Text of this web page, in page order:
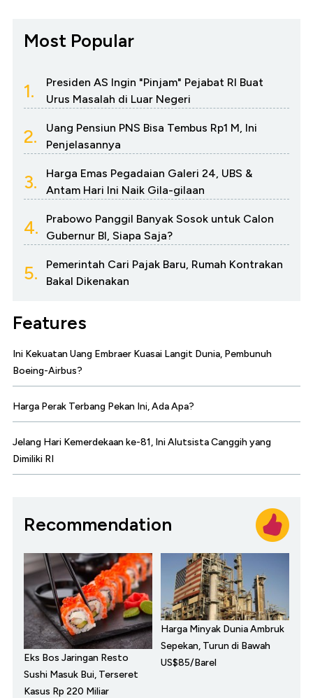
Most Popular
1.
Presiden AS Ingin "Pinjam" Pejabat RI Buat
Urus Masalah di Luar Negeri
2.
Uang Pensiun PNS Bisa Tembus Rp1 M, Ini
Penjelasannya
3.
Harga Emas Pegadaian Galeri 24, UBS &
Antam Hari Ini Naik Gila-gilaan
4.
Prabowo Panggil Banyak Sosok untuk Calon
Gubernur BI, Siapa Saja?
5.
Pemerintah Cari Pajak Baru, Rumah Kontrakan
Bakal Dikenakan
Features
Ini Kekuatan Uang Embraer Kuasai Langit Dunia, Pembunuh
Boeing-Airbus?
Harga Perak Terbang Pekan Ini, Ada Apa?
Jelang Hari Kemerdekaan ke-81, Ini Alutsista Canggih yang
Dimiliki RI
Recommendation
Eks Bos Jaringan Resto
Sushi Masuk Bui, Terseret
Kasus Rp 220 Miliar
Harga Minyak Dunia Ambruk
Sepekan, Turun di Bawah
US$85/Barel